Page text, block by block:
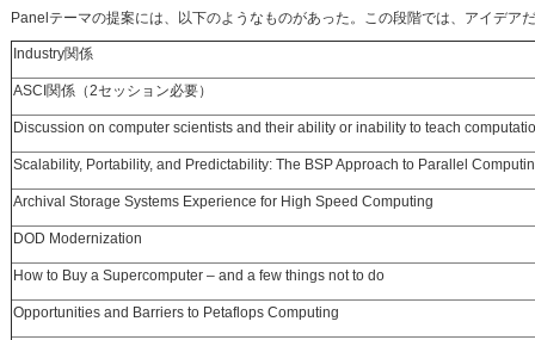
Panelテーマの提案には、以下のようなものがあった。この段階では、アイデア
Industry関係
ASCI関係（2セッション必要）
Discussion on computer scientists and their ability or inability to teach
Scalability, Portability, and Predictability: The BSP Approach to Parallel
Archival Storage Systems Experience for High Speed Computing
DOD Modernization
How to Buy a Supercomputer – and a few things not to do
Opportunities and Barriers to Petaflops Computing